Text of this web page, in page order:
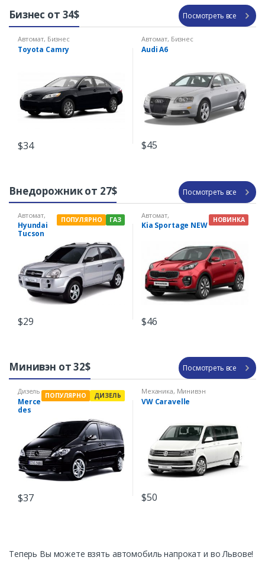
Бизнес от 34$ Посмотреть все
Автомат, Бизнес
Toyota Camry
$34
Автомат, Бизнес
Audi A6
$45
Внедорожник от 27$ Посмотреть все
ГАЗ
ПОПУЛЯРНО
Автомат,
Внедорожн
ик,Газ
Hyundai
Tucson
$29
НОВИНКА
Автомат,
Внедорожник
Kia Sportage NEW
$46
Минивэн от 32$ Посмотреть все
ДИЗЕЛЬ
ПОПУЛЯРНО
Дизель
,
Механ
ика,
Merce
des
$37
Механика, Минивэн
VW Caravelle
$50
Теперь Вы можете взять автомобиль напрокат и во Львове!